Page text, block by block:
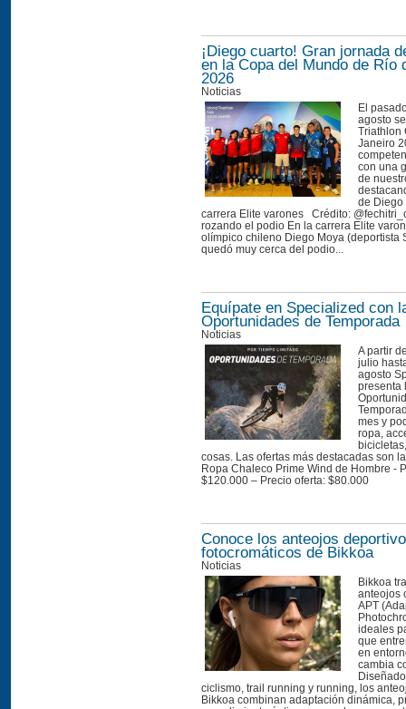
¡Diego cuarto! Gran jornada
en la Copa del Mundo de Río
2026
Noticias
El
agosto
Triathlon
Janeiro
con una
de
de Diego
carrera Elite varones Crédito:
rozando el podio En la carrera Elite
olímpico chileno Diego Moya (deportista
quedó muy cerca del podio...
Equípate en Specialized con
Oportunidades de Temporada
Noticias
A partir
julio
agosto
presenta
mes y
ropa,
cosas. Las ofertas más destacadas son
Ropa Chaleco Prime Wind de Hombre -
$120.000 – Precio oferta: $80.000
Conoce los anteojos
fotocromáticos de Bikkoa
Noticias
Bikkoa
anteojos
APT
ideales
que
en
cambia
ciclismo, trail running y running, los
Bikkoa combinan adaptación dinámica,